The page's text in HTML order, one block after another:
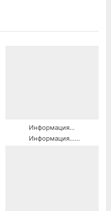
Информация…
Информация…